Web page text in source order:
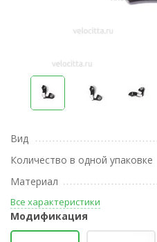
Вид
Количество в одной упаковке
Материал
Все характеристики
Модификация